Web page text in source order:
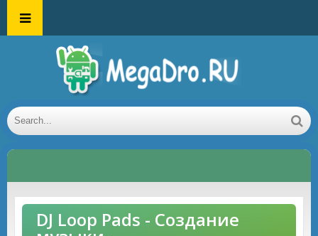
DJ Loop Pads - Создание